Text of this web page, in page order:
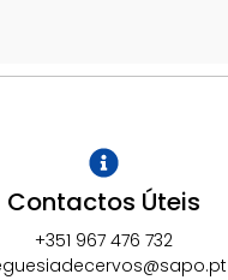
Contactos Úteis
+351 967 476 732